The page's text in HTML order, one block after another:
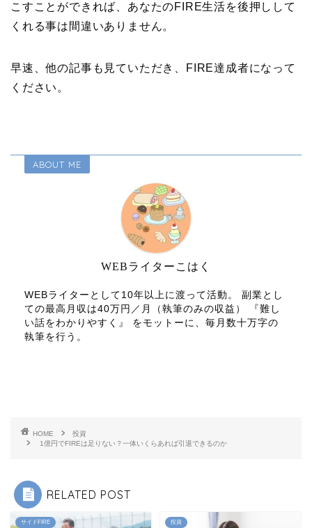
こすことができれば、あなたのFIRE生活を後押しして
くれる事は間違いありません。
早速、他の記事も見ていただき、FIRE達成者になって
ください。
ABOUT ME
WEBライターこはく
WEBライターとして10年以上に渡って活動。 副業とし
ての最高月収は40万円／月（執筆のみの収益） 『難し
い話をわかりやすく』 をモットーに、毎月数十万字の
執筆を行う。
HOME
投資
1億円でFIREは足りない？一体いくらあれば引退できるのか
RELATED POST
サイドFIRE 投資